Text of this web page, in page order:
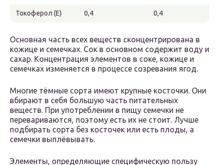
Токоферол (Е) 0,4 0,4
Основная часть всех веществ сконцентрирована в
кожице и семечках. Сок в основном содержит воду и
сахар. Концентрация элементов в соке, кожице и
семечках изменяется в процессе созревания ягод.
Многие тёмные сорта имеют крупные косточки. Они
вбирают в себя большую часть питательных
веществ. При употреблении в пищу семечки не
перевариваются, поэтому есть их не стоит. Лучше
подбирать сорта без косточек или есть плоды, а
семечки выплёвывать.
Элементы, определяющие специфическую пользу